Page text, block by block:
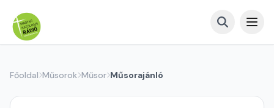
Főoldal Műsorok Műsor Műsorajánló